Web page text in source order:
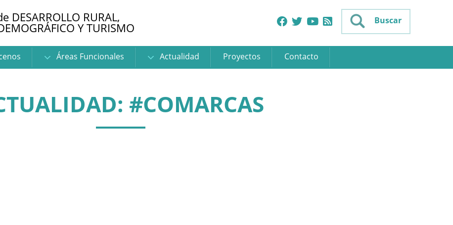
DESARROLLO RURAL,
Y TURISMO Buscar
Áreas Funcionales Actualidad Proyectos Contacto
#COMARCAS